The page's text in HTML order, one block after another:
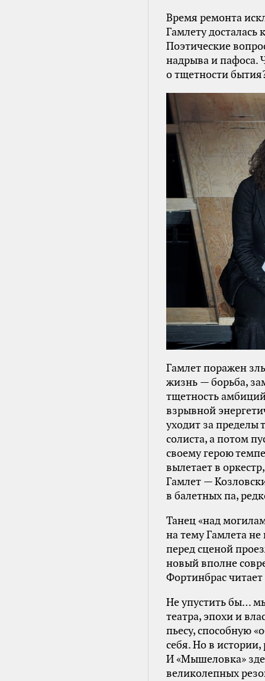
Время ремонта
Гамлету
Поэтические
надрыва и пафоса.
о тщетности
Гамлет поражен
жизнь — борьба,
тщетность
взрывной
уходит за пределы
солиста, а потом
своему герою
вылетает в
Гамлет —
в балетных па,
Танец «над
на тему Гамлета
перед сценой
новый вполне
Фортинбрас
Не упустить бы…
театра, эпохи и
пьесу, способную
себя. Но в
И «Мышеловка»
великолепных